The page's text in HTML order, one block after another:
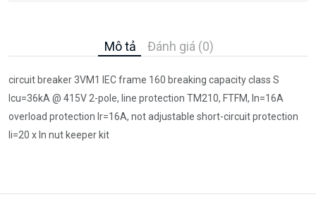
Mô tả Đánh giá (0)
circuit breaker 3VM1 IEC frame 160 breaking capacity class S
Icu=36kA @ 415V 2-pole, line protection TM210, FTFM, In=16A
overload protection Ir=16A, not adjustable short-circuit protection
Ii=20 x In nut keeper kit